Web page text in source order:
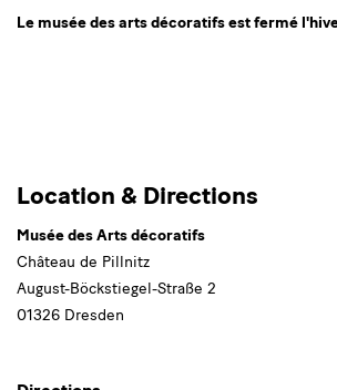
Le musée des arts décoratifs est fermé
Musée
des
Arts
décoratifs
Location & Directions
Musée des Arts décoratifs
Château de Pillnitz
August-Böckstiegel-Straße 2
01326 Dresden